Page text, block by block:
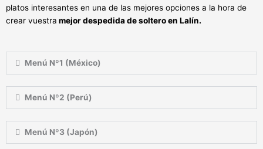
platos interesantes en una de las mejores opciones a la hora de
crear vuestra mejor despedida de soltero en Lalín.
Menú Nº1 (México)
Menú Nº2 (Perú)
Menú Nº3 (Japón)